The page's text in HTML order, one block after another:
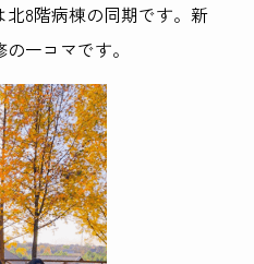
北8階病棟の同期です。新
一コマです。